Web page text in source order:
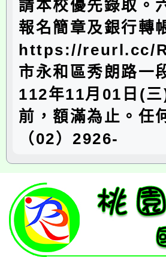
請本校優先錄取。
報名簡章及銀行轉
https://reurl.cc/
市永和區秀朗路一
112年11月01日(
前，額滿為止。任
（02）2926-